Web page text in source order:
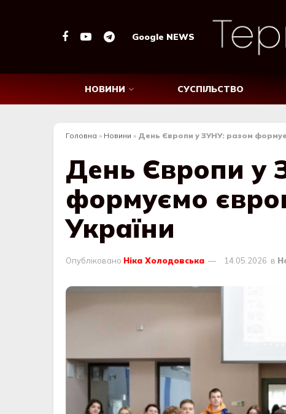
Google NEWS
НОВИНИ СУСПІЛЬСТВО
Головна » Новини » День Європи у ЗУНУ: разом
День Європи у
формуємо
України
Опубліковано Ніка Холодовська 14.05.2026 в